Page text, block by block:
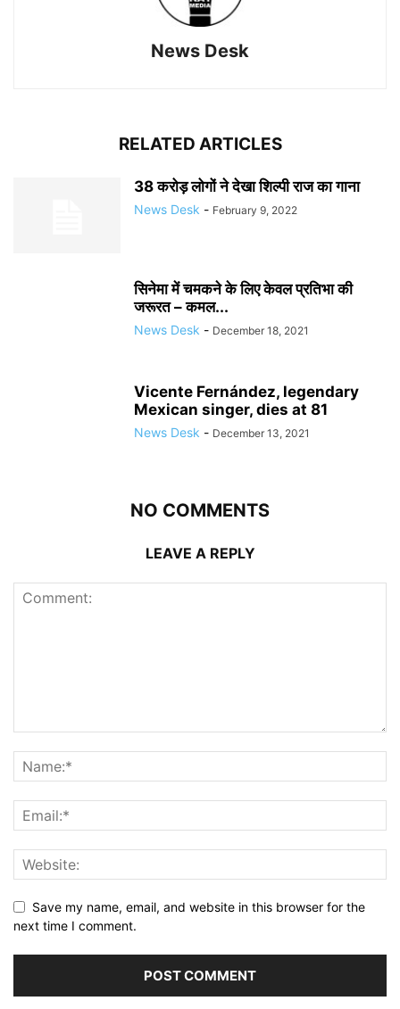
News Desk
RELATED ARTICLES
38 करोड़ लोगों ने देखा शिल्पी राज का गाना
News Desk - February 9, 2022
सिनेमा में चमकने के लिए केवल प्रतिभा की
जरूरत – कमल...
News Desk - December 18, 2021
Vicente Fernández, legendary
Mexican singer, dies at 81
News Desk - December 13, 2021
NO COMMENTS
LEAVE A REPLY
Save my name, email, and website in this browser for the
next time I comment.